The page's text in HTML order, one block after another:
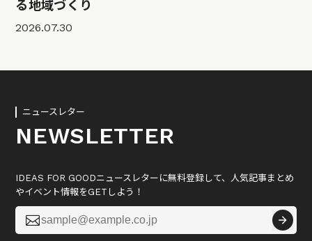
る地域づくり
2026.07.30
ニュースレター
NEWSLETTER
IDEAS FOR GOODニュースレターに無料登録して、人気記事まとめ
やイベント情報をGETしよう！
